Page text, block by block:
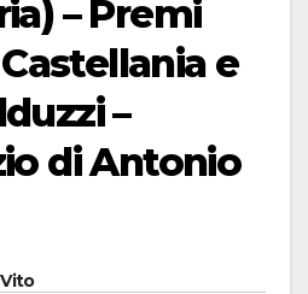
– Premi
e
–
di Antonio